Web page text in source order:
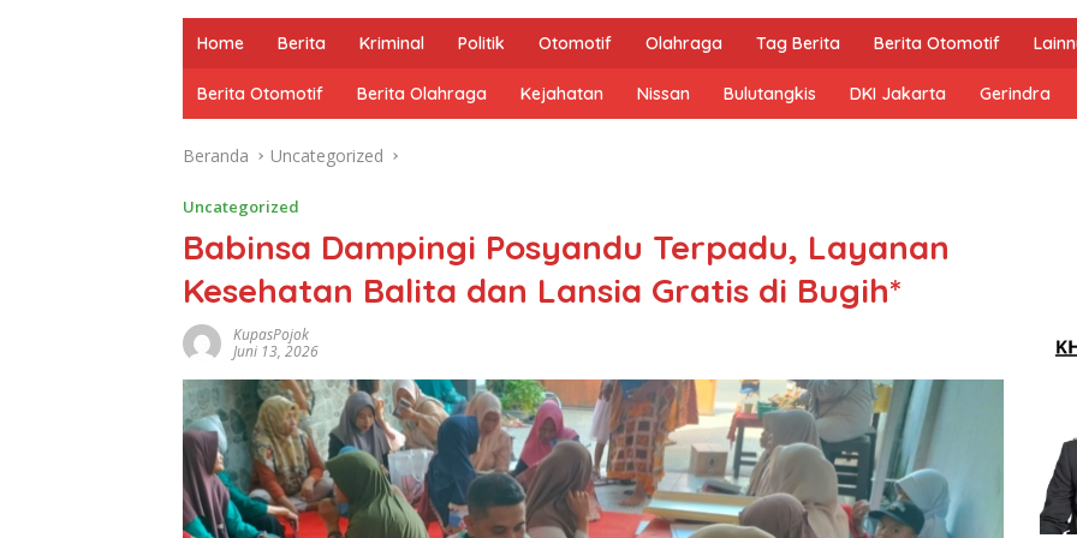
Home Berita Kriminal Politik Otomotif Olahraga Tag Berita Berita Otomotif
Berita Otomotif Berita Olahraga Kejahatan Nissan Bulutangkis DKI Jakarta Gerindra
Beranda Uncategorized
Uncategorized
Babinsa Dampingi Posyandu Terpadu, Layanan
Kesehatan Balita dan Lansia Gratis di Bugih*
KupasPojok
Juni 13, 2026